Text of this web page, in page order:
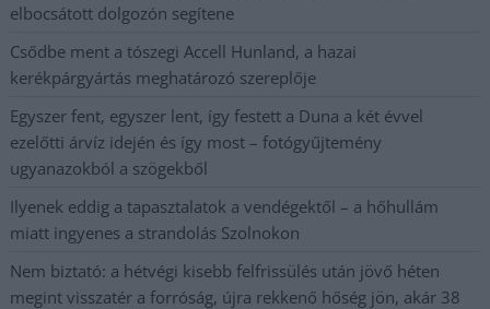
elbocsátott dolgozón segítene
Csődbe ment a tószegi Accell Hunland, a hazai
kerékpárgyártás meghatározó szereplője
Egyszer fent, egyszer lent, így festett a Duna a két évvel
ezelőtti árvíz idején és így most – fotógyűjtemény
ugyanazokból a szögekből
Ilyenek eddig a tapasztalatok a vendégektől – a hőhullám
miatt ingyenes a strandolás Szolnokon
Nem biztató: a hétvégi kisebb felfrissülés után jövő héten
megint visszatér a forróság, újra rekkenő hőség jön, akár 38